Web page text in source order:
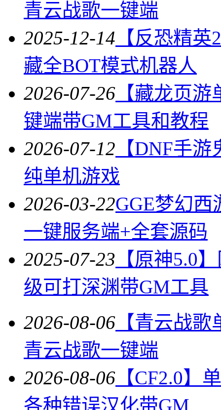
青云战歌一键端
2025-12-14 【反恐精
藏全BOT模式机器人
2026-07-26 【藏龙页
键端带GM工具和教程
2026-07-12 【DNF手
纯单机游戏
2026-03-22GGE梦幻
一键服务端+全套源码
2025-07-23 【原神5.0
级可打深渊带GM工具
2026-08-06 【青云战
青云战歌一键端
2026-08-06 【CF2.0】
各种错误汉化带GM